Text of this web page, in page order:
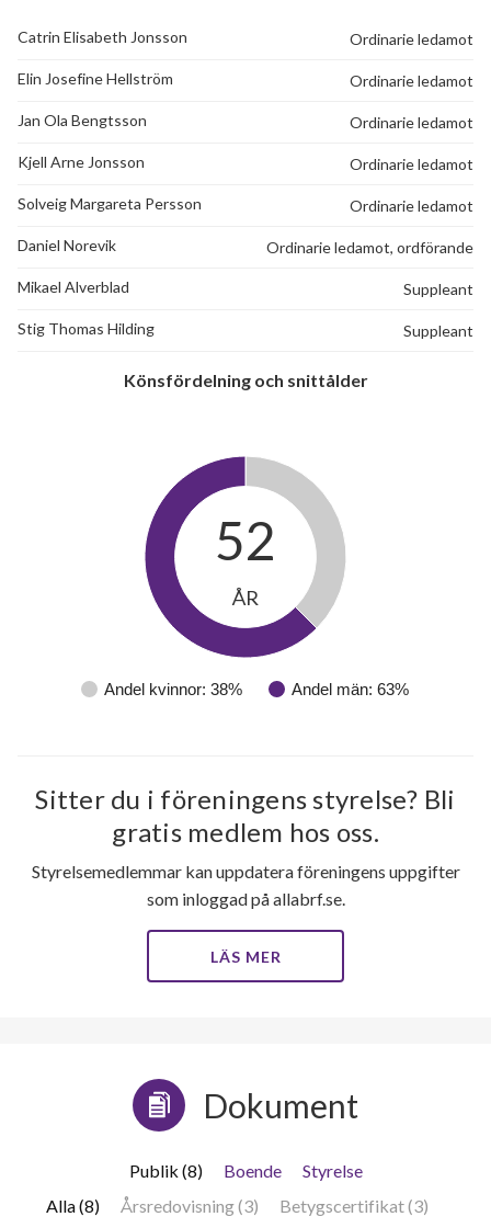
Catrin Elisabeth Jonsson Ordinarie ledamot
Elin Josefine Hellström Ordinarie ledamot
Jan Ola Bengtsson Ordinarie ledamot
Kjell Arne Jonsson Ordinarie ledamot
Solveig Margareta Persson Ordinarie ledamot
Daniel Norevik Ordinarie ledamot, ordförande
Mikael Alverblad Suppleant
Stig Thomas Hilding Suppleant
Könsfördelning och snittålder
Andel kvinnor: 38% Andel män: 63%
52
ÅR
Sitter du i föreningens styrelse? Bli
gratis medlem hos oss.
Styrelsemedlemmar kan uppdatera föreningens uppgifter
som inloggad på allabrf.se.
LÄS MER
Dokument
Publik (8) Boende
Styrelse
Alla (8)
Årsredovisning (3)
Betygscertifikat (3)